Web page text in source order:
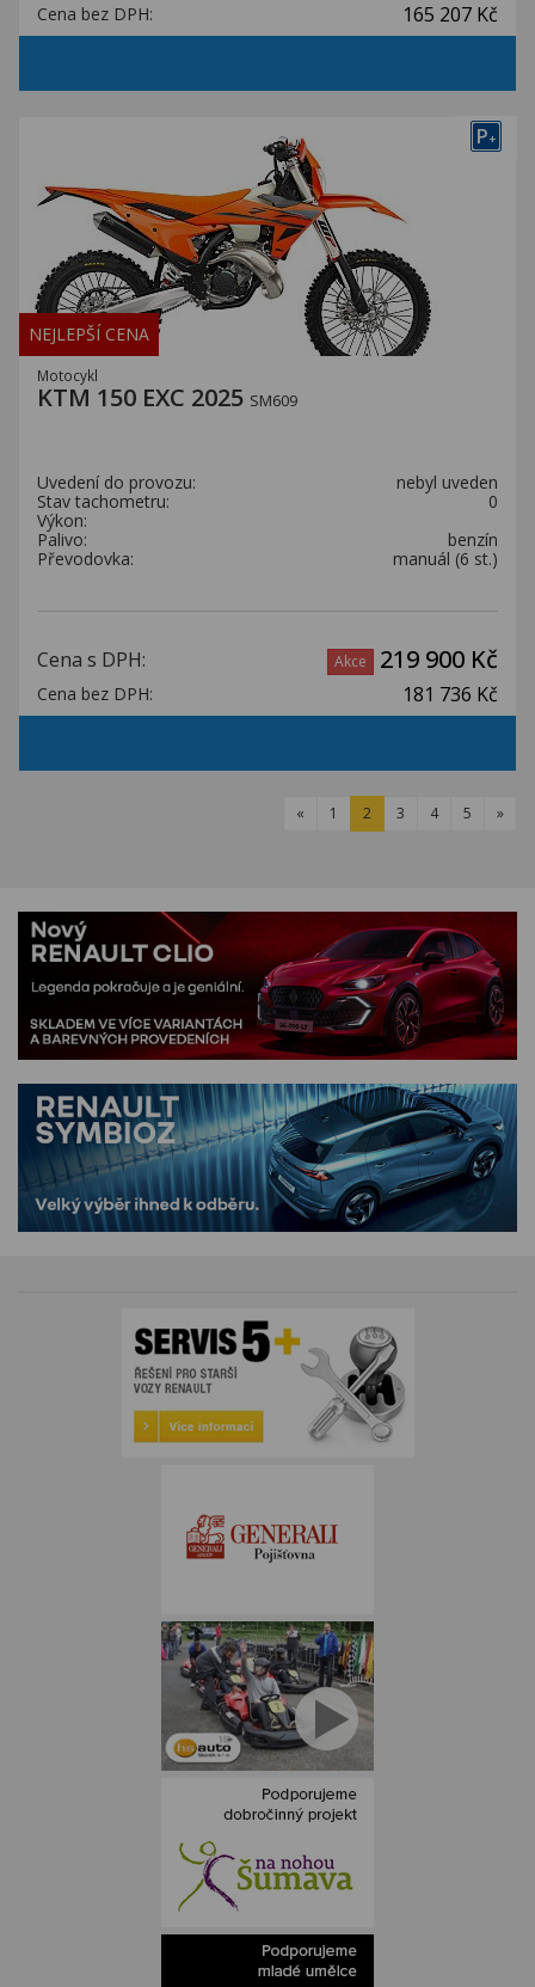
Cena bez DPH: 165 207 Kč
P+
NEJLEPŠÍ CENA
Motocykl
KTM 150 EXC 2025 SM609
Uvedení do provozu:
nebyl uveden
Stav tachometru:
0
Výkon:
Palivo:
benzín
Převodovka:
manuál (6 st.)
Cena s DPH: Akce 219 900 Kč
Cena bez DPH: 181 736 Kč
« 1 2 3 4 5 »